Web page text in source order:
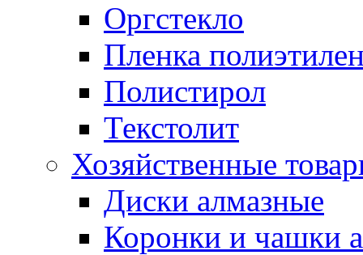
Оргстекло
Пленка
Полистирол
Текстолит
Хозяйственные
Диски алмазные
Коронки и чашки